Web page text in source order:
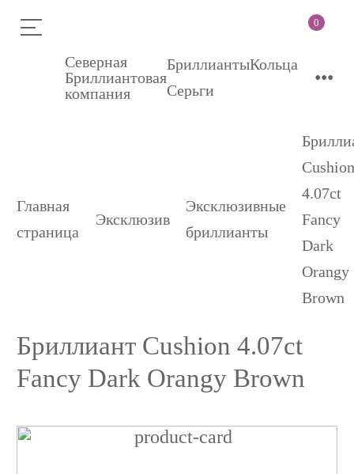
0
Северная
Бриллиантовая
компания
БриллиантыКольца
Серьги
•••
Главная
страница
Эксклюзив
Эксклюзивные
бриллианты
4.07ct
Fancy
Dark
Orangy
Brown
Бриллиант Cushion 4.07ct
Fancy Dark Orangy Brown
Бриллиант